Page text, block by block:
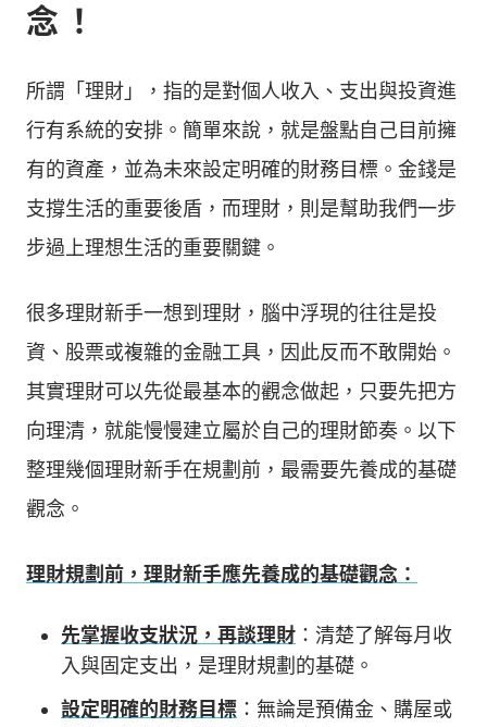
念！
所謂「理財」，指的是對個人收入、支出與投資進
行有系統的安排。簡單來說，就是盤點自己目前擁
有的資產，並為未來設定明確的財務目標。金錢是
支撐生活的重要後盾，而理財，則是幫助我們一步
步過上理想生活的重要關鍵。
很多理財新手一想到理財，腦中浮現的往往是投
資、股票或複雜的金融工具，因此反而不敢開始。
其實理財可以先從最基本的觀念做起，只要先把方
向理清，就能慢慢建立屬於自己的理財節奏。以下
整理幾個理財新手在規劃前，最需要先養成的基礎
觀念。
理財規劃前，理財新手應先養成的基礎觀念：
先掌握收支狀況，再談理財 ：清楚了解每月收
入與固定支出，是理財規劃的基礎。
設定明確的財務目標 ：無論是預備金、購屋或